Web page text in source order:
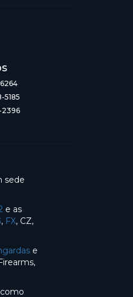
5185
2396
sede
e as
, FX, CZ,
e